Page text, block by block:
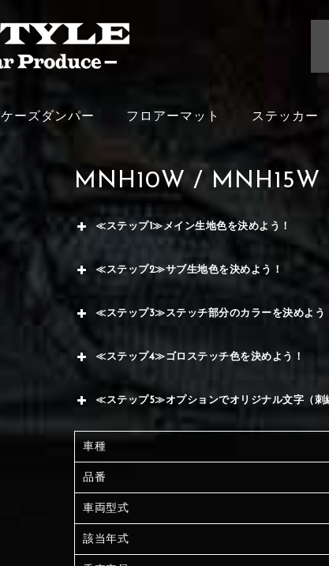
ケーズダンパー フロアーマット ステッカー
MNH10W / MNH15W
≪ステップ1≫メイン生地色を決めよう！
≪ステップ2≫サブ生地色を決めよう！
≪ステップ3≫ステッチ部分のカラーを決めよう
≪ステップ4≫ゴロステッチ色を決めよう！
≪ステップ5≫オプションでオリジナル文字（刺
車種
品番
車両型式
該当年式